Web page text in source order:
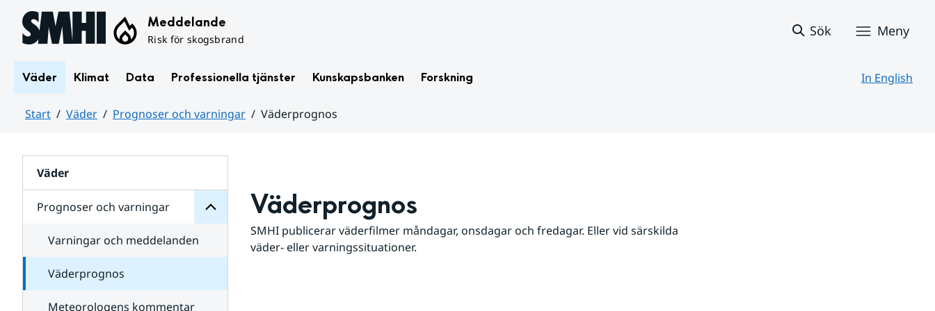
Hoppa till sidans innehåll Meddelande
Risk för skogsbrand
Sök Meny
Väder Klimat Data Professionella tjänster Kunskapsbanken Forskning In English
Start Väder Prognoser och varningar
Väderprognos
Väder
Prognoser och varningar
för
varningar
Varningar och meddelanden
Väderprognos
Meteorologens kommentar
Väderprognos
SMHI publicerar väderfilmer måndagar, onsdagar och fredagar. Eller vid särskilda
väder- eller varningssituationer.